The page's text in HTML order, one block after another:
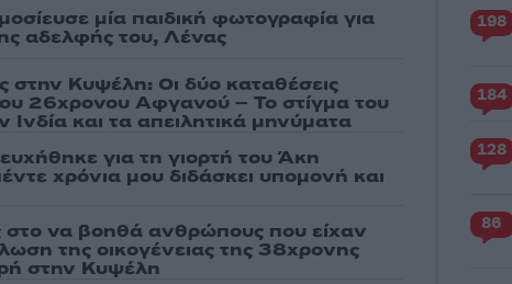
μία παιδική φωτογραφία για
αδελφής του, Λένας
στην Κυψέλη: Οι δύο καταθέσεις
26χρονου Αφγανού – Το στίγμα του
Ινδία και τα απειλητικά μηνύματα
για τη γιορτή του Άκη
χρόνια μου διδάσκει υπομονή και
να βοηθά ανθρώπους που είχαν
της οικογένειας της 38χρονης
στην Κυψέλη
198
184
128
86